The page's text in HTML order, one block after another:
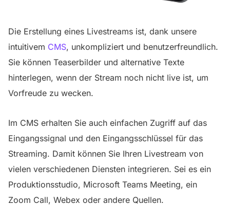
Die Erstellung eines Livestreams ist, dank unsere
intuitivem CMS, unkompliziert und benutzerfreundlich.
Sie können Teaserbilder und alternative Texte
hinterlegen, wenn der Stream noch nicht live ist, um
Vorfreude zu wecken.
Im CMS erhalten Sie auch einfachen Zugriff auf das
Eingangssignal und den Eingangsschlüssel für das
Streaming. Damit können Sie Ihren Livestream von
vielen verschiedenen Diensten integrieren. Sei es ein
Produktionsstudio, Microsoft Teams Meeting, ein
Zoom Call, Webex oder andere Quellen.